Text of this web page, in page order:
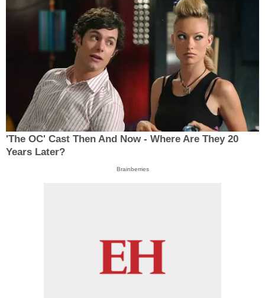
'The OC' Cast Then And Now - Where Are They 20
Years Later?
Brainberries